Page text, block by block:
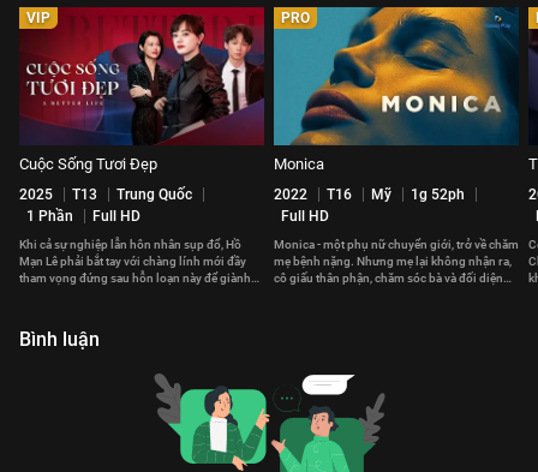
VIP
Cuộc Sống Tươi Đẹp
2025 T13
Trung Quốc
1 Phần
Full HD
Khi cả sự nghiệp lẫn hôn nhân sụp đổ, Hồ
Mạn Lê phải bắt tay với chàng lính mới đầy
tham vọng đứng sau hỗn loạn này để giành
PRO
Monica
2022 T16 Mỹ
1g 52ph
Full HD
Monica - một phụ nữ chuyển giới, trở về chăm
mẹ bệnh nặng. Nhưng mẹ lại không nhận ra,
cô giấu thân phận, chăm sóc bà và đối diện
Bình luận